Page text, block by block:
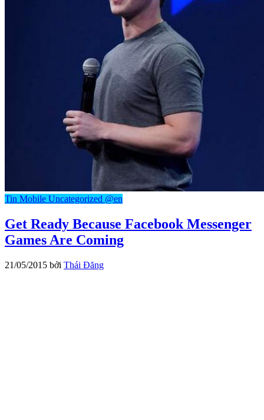
Tin Mobile Uncategorized @en
Get Ready Because Facebook Messenger
Games Are Coming
21/05/2015 bởi Thái Đăng